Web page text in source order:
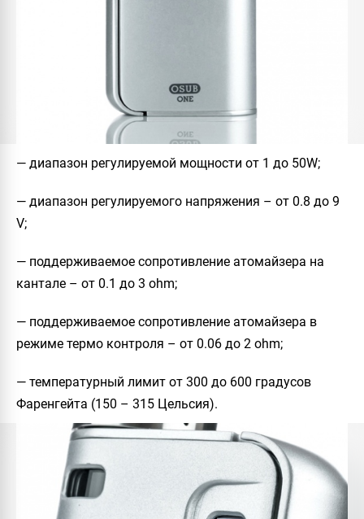
— диапазон регулируемой мощности от 1 до 50W;
— диапазон регулируемого напряжения – от 0.8 до 9
V;
— поддерживаемое сопротивление атомайзера на
кантале – от 0.1 до 3 ohm;
— поддерживаемое сопротивление атомайзера в
режиме термо контроля – от 0.06 до 2 ohm;
— температурный лимит от 300 до 600 градусов
Фаренгейта (150 – 315 Цельсия).